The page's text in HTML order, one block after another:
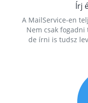
Írj
A MailService-en
Nem csak
de írni is tudsz